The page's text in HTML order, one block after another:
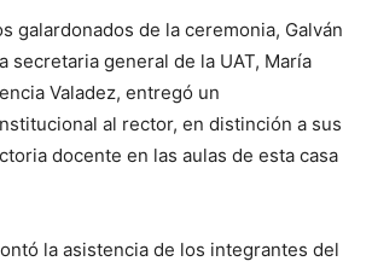
galardonados de la ceremonia, Galván
secretaria general de la UAT, María
Valadez, entregó un
al rector, en distinción a sus
docente en las aulas de esta casa
la asistencia de los integrantes del